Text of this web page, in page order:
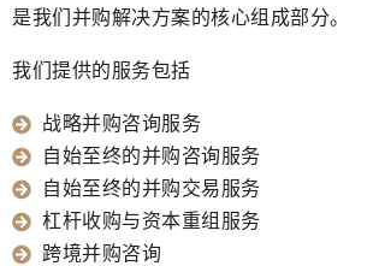
是我们并购解决方案的核心组成部分。
我们提供的服务包括
战略并购咨询服务
自始至终的并购咨询服务
自始至终的并购交易服务
杠杆收购与资本重组服务
跨境并购咨询